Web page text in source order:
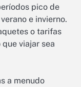
pico de
e invierno.
o tarifas
viajar sea
a menudo